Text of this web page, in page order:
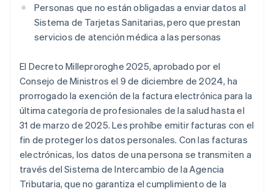
Personas que no están obligadas a enviar datos al
Sistema de Tarjetas Sanitarias, pero que prestan
servicios de atención médica a las personas
El Decreto Milleproroghe 2025, aprobado por el
Consejo de Ministros el 9 de diciembre de 2024, ha
prorrogado la exención de la factura electrónica para la
última categoría de profesionales de la salud hasta el
31 de marzo de 2025. Les prohíbe emitir facturas con el
fin de proteger los datos personales. Con las facturas
electrónicas, los datos de una persona se transmiten a
través del Sistema de Intercambio de la Agencia
Tributaria, que no garantiza el cumplimiento de la